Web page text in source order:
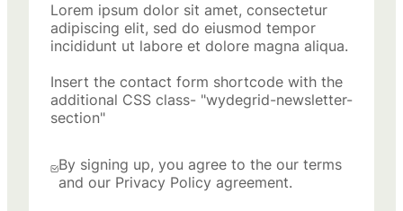
Lorem ipsum dolor sit amet, consectetur
adipiscing elit, sed do eiusmod tempor
incididunt ut labore et dolore magna aliqua.
Insert the contact form shortcode with the
additional CSS class- "wydegrid-newsletter-
section"
By signing up, you agree to the our terms
and our Privacy Policy agreement.